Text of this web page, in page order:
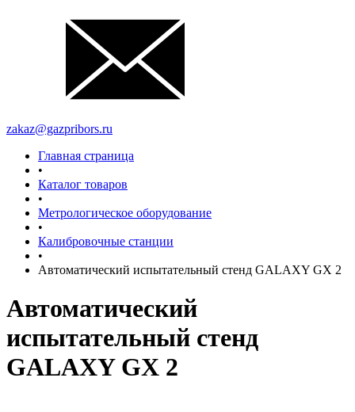
zakaz@gazpribors.ru
Главная страница
•
Каталог товаров
•
Метрологическое оборудование
•
Калибровочные станции
•
Автоматический испытательный стенд GALAXY GX 2
Автоматический
испытательный стенд
GALAXY GX 2